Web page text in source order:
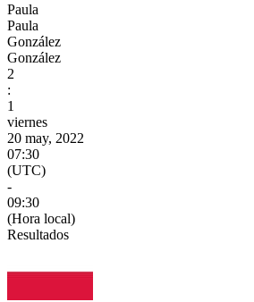
Paula
Paula
González
González
2
:
1
viernes
20 may, 2022
07:30
(UTC)
-
09:30
(Hora local)
Resultados